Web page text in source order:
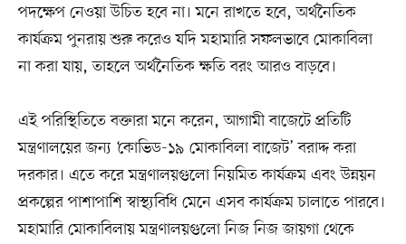
পদক্ষেপ নেওয়া উচিত হবে না। মনে রাখতে হবে, অর্থনৈতিক
কার্যক্রম পুনরায় শুরু করেও যদি মহামারি সফলভাবে মোকাবিলা
না করা যায়, তাহলে অর্থনৈতিক ক্ষতি বরং আরও বাড়বে।
এই পরিস্থিতিতে বক্তারা মনে করেন, আগামী বাজেটে প্রতিটি
মন্ত্রণালয়ের জন্য ‘কোভিড-১৯ মোকাবিলা বাজেট’ বরাদ্দ করা
দরকার। এতে করে মন্ত্রণালয়গুলো নিয়মিত কার্যক্রম এবং উন্নয়ন
প্রকল্পের পাশাপাশি স্বাস্থ্যবিধি মেনে এসব কার্যক্রম চালাতে পারবে।
মহামারি মোকাবিলায় মন্ত্রণালয়গুলো নিজ নিজ জায়গা থেকে